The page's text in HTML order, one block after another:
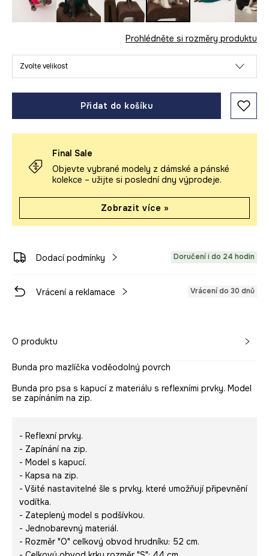
Prohlédněte si rozměry produktu
Zvolte velikost
Přidat do košíku
Final Sale
Objevte vybrané modely z dámské a pánské
kolekce – užijte si poslední dny výprodeje.
Zobrazit více »
Dodací podmínky Doručení i do 24 hodin
Vrácení a reklamace Vrácení do 30 dnů
O produktu
Bunda pro mazlíčka voděodolný povrch
Bunda pro psa s kapucí z materiálu s reflexními prvky. Model
se zapínáním na zip.
- Reflexní prvky.
- Zapínání na zip.
- Model s kapucí.
- Kapsa na zip.
- Všité nastavitelné šle s prvky, které umožňují připevnění
vodítka.
- Zateplený model s podšívkou.
- Jednobarevný materiál.
- Rozměr "O" celkový obvod hrudníku: 52 cm.